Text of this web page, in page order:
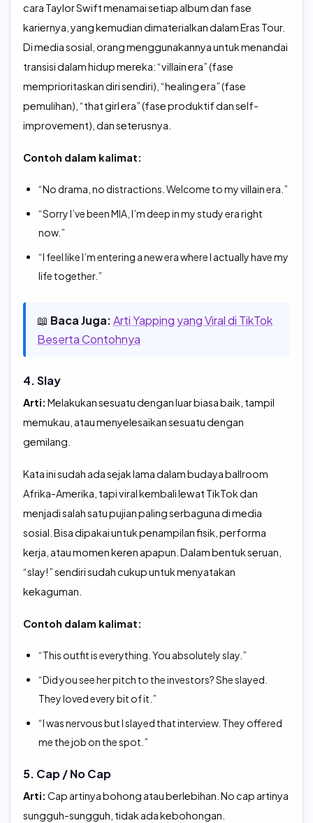
cara Taylor Swift menamai setiap album dan fase
kariernya, yang kemudian dimaterialkan dalam Eras Tour.
Di media sosial, orang menggunakannya untuk menandai
transisi dalam hidup mereka: “villain era” (fase
memprioritaskan diri sendiri), “healing era” (fase
pemulihan), “that girl era” (fase produktif dan self-
improvement), dan seterusnya.
Contoh dalam kalimat:
“No drama, no distractions. Welcome to my villain era.”
“Sorry I’ve been MIA, I’m deep in my study era right
now.”
“I feel like I’m entering a new era where I actually have my
life together.”
📖 Baca Juga:Arti Yapping yang Viral di TikTok
Beserta Contohnya
4. Slay
Arti: Melakukan sesuatu dengan luar biasa baik, tampil
memukau, atau menyelesaikan sesuatu dengan
gemilang.
Kata ini sudah ada sejak lama dalam budaya ballroom
Afrika-Amerika, tapi viral kembali lewat TikTok dan
menjadi salah satu pujian paling serbaguna di media
sosial. Bisa dipakai untuk penampilan fisik, performa
kerja, atau momen keren apapun. Dalam bentuk seruan,
“slay!” sendiri sudah cukup untuk menyatakan
kekaguman.
Contoh dalam kalimat:
“This outfit is everything. You absolutely slay.”
“Did you see her pitch to the investors? She slayed.
They loved every bit of it.”
“I was nervous but I slayed that interview. They offered
me the job on the spot.”
5. Cap / No Cap
Arti: Cap artinya bohong atau berlebihan. No cap artinya
sungguh-sungguh, tidak ada kebohongan.